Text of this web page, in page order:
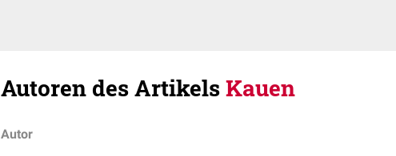
Autoren des ArtikelsKauen
Autor